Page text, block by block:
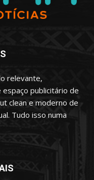
relevante,
publicitário de
clean e moderno de
Tudo isso numa